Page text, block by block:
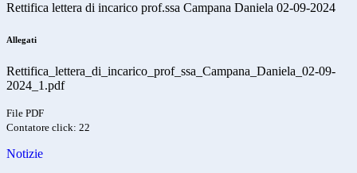
Rettifica lettera di incarico prof.ssa Campana Daniela 02-09-2024
Allegati
Rettifica_lettera_di_incarico_prof_ssa_Campana_Daniela_02-09-
2024_1.pdf
File PDF
Contatore click: 22
Notizie